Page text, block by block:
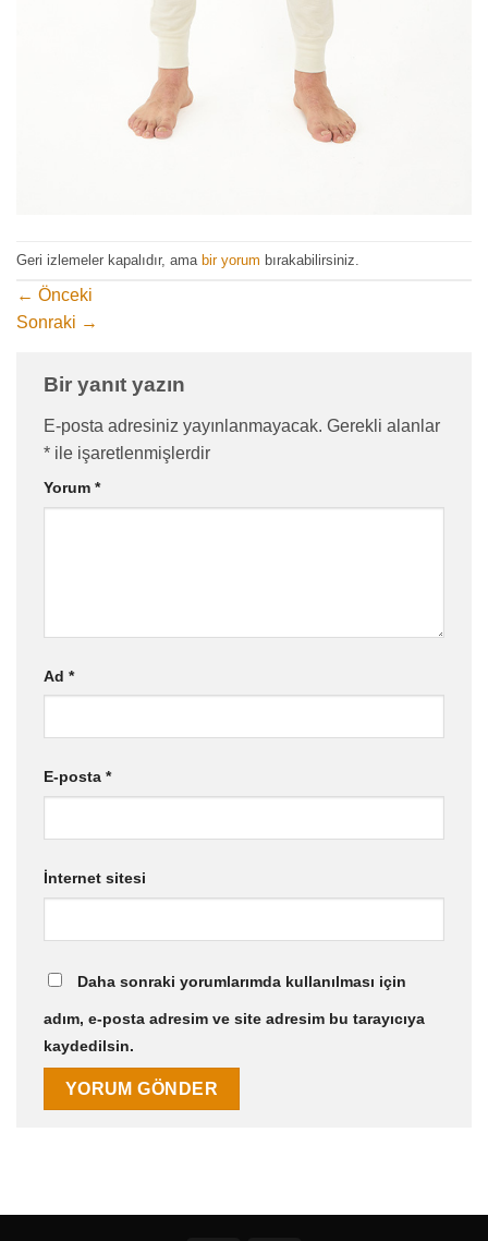
Geri izlemeler kapalıdır, ama bir yorum bırakabilirsiniz.
← Önceki
Sonraki →
Bir yanıt yazın
E-posta adresiniz yayınlanmayacak. Gerekli alanlar
* ile işaretlenmişlerdir
Yorum *
Ad *
E-posta *
İnternet sitesi
Daha sonraki yorumlarımda kullanılması için
adım, e-posta adresim ve site adresim bu tarayıcıya
kaydedilsin.